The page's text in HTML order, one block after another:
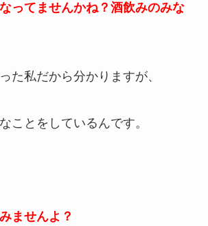
ってませんかね？酒飲みのみな
た私だから分かりますが、
ことをしているんです。
ませんよ？